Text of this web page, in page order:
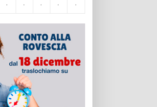
· · · · ·